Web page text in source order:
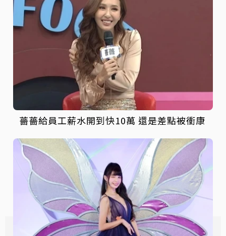
薔薔給員工薪水開到快10萬 還是差點被衝康